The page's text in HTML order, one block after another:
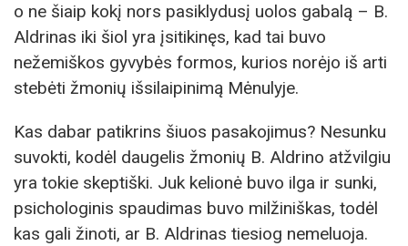
o ne šiaip kokį nors pasiklydusį uolos gabalą – B.
Aldrinas iki šiol yra įsitikinęs, kad tai buvo
nežemiškos gyvybės formos, kurios norėjo iš arti
stebėti žmonių išsilaipinimą Mėnulyje.
Kas dabar patikrins šiuos pasakojimus? Nesunku
suvokti, kodėl daugelis žmonių B. Aldrino atžvilgiu
yra tokie skeptiški. Juk kelionė buvo ilga ir sunki,
psichologinis spaudimas buvo milžiniškas, todėl
kas gali žinoti, ar B. Aldrinas tiesiog nemeluoja.